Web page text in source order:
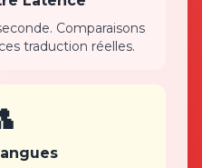
Comparaisons
traduction réelles.